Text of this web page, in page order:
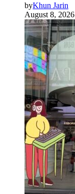
byKhun Jarin
August 8, 2026